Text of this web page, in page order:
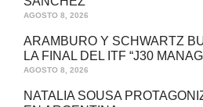
AGOSTO 8, 2026
ARAMBURO Y SCHWARTZ
LA FINAL DEL ITF “J30
AGOSTO 8, 2026
NATALIA SOUSA